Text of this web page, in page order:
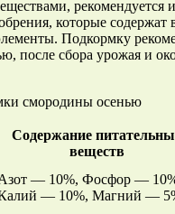
рекомендуется
которые содержат
Подкормку
после сбора урожая и
смородины осенью
Содержание
веществ
— 10%, Фосфор —
— 10%, Магний —